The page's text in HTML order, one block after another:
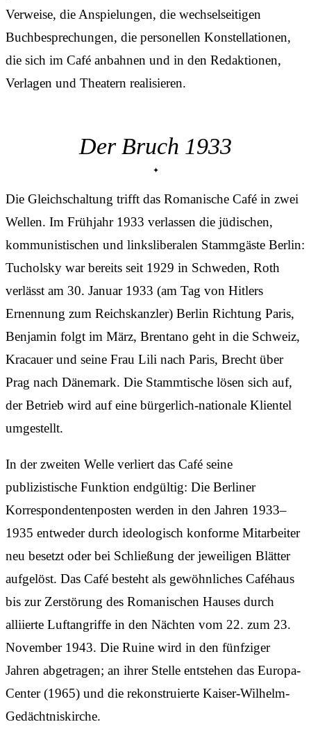
Verweise, die Anspielungen, die wechselseitigen
Buchbesprechungen, die personellen Konstellationen,
die sich im Café anbahnen und in den Redaktionen,
Verlagen und Theatern realisieren.
Der Bruch 1933
Die Gleichschaltung trifft das Romanische Café in zwei
Wellen. Im Frühjahr 1933 verlassen die jüdischen,
kommunistischen und linksliberalen Stammgäste Berlin:
Tucholsky war bereits seit 1929 in Schweden, Roth
verlässt am 30. Januar 1933 (am Tag von Hitlers
Ernennung zum Reichskanzler) Berlin Richtung Paris,
Benjamin folgt im März, Brentano geht in die Schweiz,
Kracauer und seine Frau Lili nach Paris, Brecht über
Prag nach Dänemark. Die Stammtische lösen sich auf,
der Betrieb wird auf eine bürgerlich-nationale Klientel
umgestellt.
In der zweiten Welle verliert das Café seine
publizistische Funktion endgültig: Die Berliner
Korrespondentenposten werden in den Jahren 1933–
1935 entweder durch ideologisch konforme Mitarbeiter
neu besetzt oder bei Schließung der jeweiligen Blätter
aufgelöst. Das Café besteht als gewöhnliches Caféhaus
bis zur Zerstörung des Romanischen Hauses durch
alliierte Luftangriffe in den Nächten vom 22. zum 23.
November 1943. Die Ruine wird in den fünfziger
Jahren abgetragen; an ihrer Stelle entstehen das Europa-
Center (1965) und die rekonstruierte Kaiser-Wilhelm-
Gedächtniskirche.